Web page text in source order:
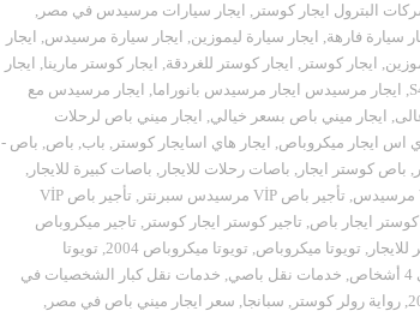
البترول ايجار كوستر , ايجار سيارات مرسيدس في مصر ,
سيارة فارهة, ايجار سيارة ليموزين, ايجار سيارة مرسيدس, ايجار
, ايجار كوستر , ايجار كوستر للغردقة, ايجار كوستر مارينا, ايجار
, ايجار مرسيدس ايجار مرسيدس بانوراما, ايجار مرسيدس مع
, ايجار ميني باص بسعر خيالي, ايجار ميني باص لرحلات
اس ايجار ميكروباص, ايجار هاي اسايجار كوستر , باب, باص, باص -
, باص كوستر ايجار , باصات رحلات للايجار , باصات كبيرة للايجار ,
, تأجير باص VİP مرسيدس سبرنتر ,
تأجير باص VİP
كوستر ايجار باص, تاجير كوستر ايجار كوستر , تاجير ميكروباص
, تويوتا ميكروباص, تويوتا ميكروباص 2004 , تويوتا
, خدمات نقل باصي, خدمات نقل كبار الشخصيات في
, رواية رولر كوستر , سبانجا, سعر ايجار ميني باص في مصر ,